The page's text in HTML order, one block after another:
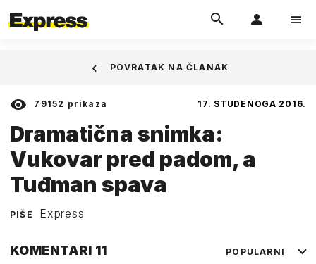
79152 prikaza 17. STUDENOGA 2016.
Dramatična snimka:
Vukovar pred padom, a
Tuđman spava
PIŠE Express
POVRATAK NA ČLANAK
KOMENTARI 11 POPULARNI